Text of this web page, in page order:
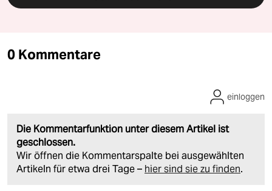
0 Kommentare
Die Kommentarfunktion unter diesem Artikel ist
geschlossen.
Wir öffnen die Kommentarspalte bei ausgewählten
Artikeln für etwa drei Tage – hier sind sie zu finden.
einloggen